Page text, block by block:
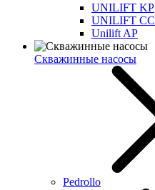
UNILIFT KP
UNILIFT CC
Unilift AP
Скважинные насосы
Pedrollo